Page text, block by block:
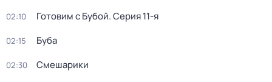
02:10 Готовим с Бубой. Серия 11-я
02:15 Буба
02:30 Смешарики